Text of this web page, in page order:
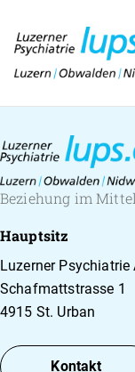
Beziehung im
Hauptsitz
Luzerner Psychiatrie
Schafmattstrasse 1
4915 St. Urban
Kontakt